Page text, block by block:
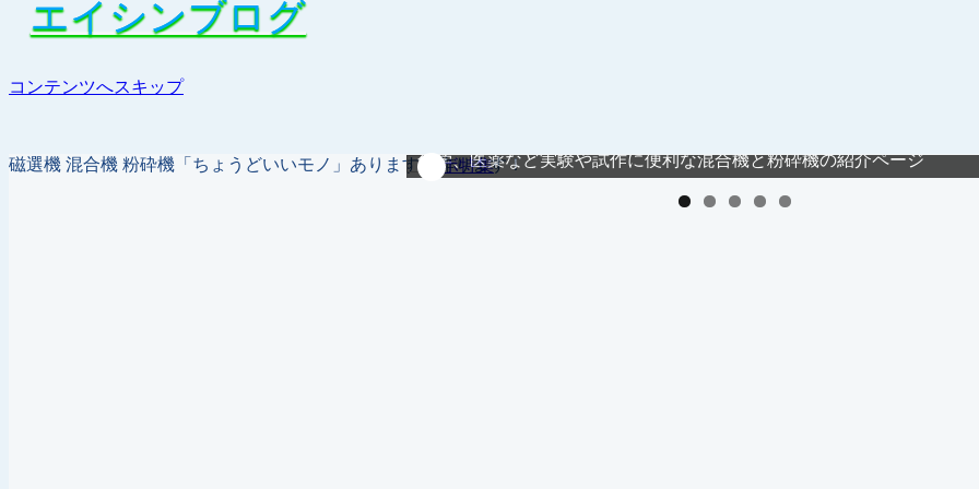
コンテンツへスキップ
磁選機 混合機 粉砕機「ちょうどいいモノ」あります！作ります！
エイシンブログ
な混合機と粉砕機の紹介ページ 樹脂ペレット向け高効率混合機の紹介ページ
エイシンブログ